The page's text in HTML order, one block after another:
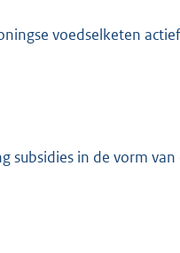
voedselketen
subsidies in de vorm